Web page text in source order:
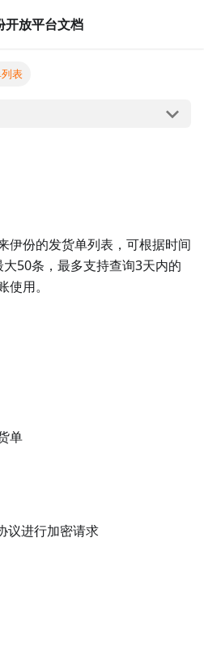
开放平台文档
表
伊份的发货单列表，可根据时间
50条，最多支持查询3天内的
用。
单
议进行加密请求